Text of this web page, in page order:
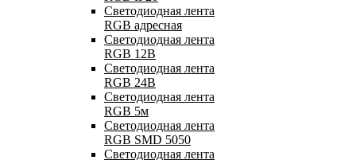
Светодиодная лента
RGB адресная
Светодиодная лента
RGB 12В
Светодиодная лента
RGB 24В
Светодиодная лента
RGB 5м
Светодиодная лента
RGB SMD 5050
Светодиодная лента